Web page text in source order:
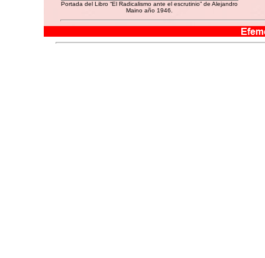
Portada del Libro “El Radicalismo ante el escrutinio” de Alejandro
Maino año 1946.